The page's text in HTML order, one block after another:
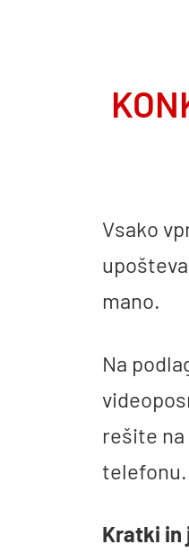
Vsako
mano.
Na
rešite
telefonu.
Kratki in